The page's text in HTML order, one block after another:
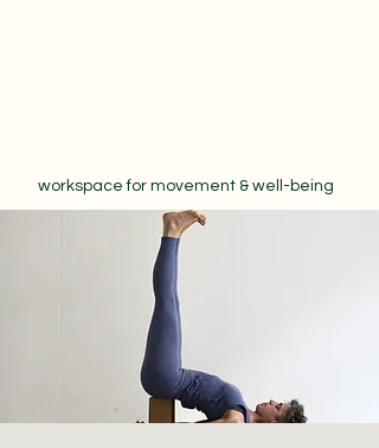
workspace for movement & well-being